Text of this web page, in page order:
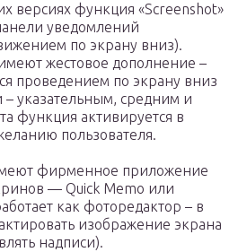
версиях функция «Screenshot»
уведомлений
по экрану вниз).
жестовое дополнение –
проведением по экрану вниз
– указательным, средним и
функция активируется в
пользователя.
фирменное приложение
— Quick Memo или
как фоторедактор – в
изображение экрана
надписи).